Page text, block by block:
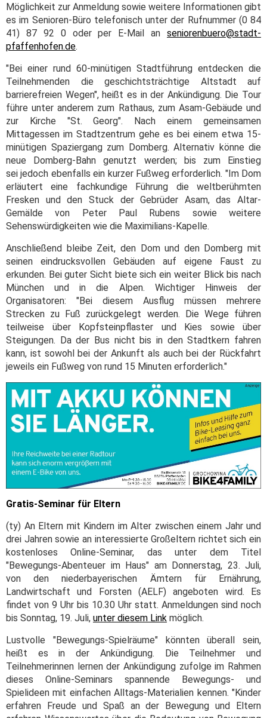
Möglichkeit zur Anmeldung sowie weitere Informationen gibt
es im Senioren-Büro telefonisch unter der Rufnummer (0 84
41) 87 92 0 oder per E-Mail an seniorenbuero@stadt-
pfaffenhofen.de.
"Bei einer rund 60-minütigen Stadtführung entdecken die
Teilnehmenden die geschichtsträchtige Altstadt auf
barrierefreien Wegen", heißt es in der Ankündigung. Die Tour
führe unter anderem zum Rathaus, zum Asam-Gebäude und
zur Kirche "St. Georg". Nach einem gemeinsamen
Mittagessen im Stadtzentrum gehe es bei einem etwa 15-
minütigen Spaziergang zum Domberg. Alternativ könne die
neue Domberg-Bahn genutzt werden; bis zum Einstieg
sei jedoch ebenfalls ein kurzer Fußweg erforderlich. "Im Dom
erläutert eine fachkundige Führung die weltberühmten
Fresken und den Stuck der Gebrüder Asam, das Altar-
Gemälde von Peter Paul Rubens sowie weitere
Sehenswürdigkeiten wie die Maximilians-Kapelle.
Anschließend bleibe Zeit, den Dom und den Domberg mit
seinen eindrucksvollen Gebäuden auf eigene Faust zu
erkunden. Bei guter Sicht biete sich ein weiter Blick bis nach
München und in die Alpen. Wichtiger Hinweis der
Organisatoren: "Bei diesem Ausflug müssen mehrere
Strecken zu Fuß zurückgelegt werden. Die Wege führen
teilweise über Kopfsteinpflaster und Kies sowie über
Steigungen. Da der Bus nicht bis in den Stadtkern fahren
kann, ist sowohl bei der Ankunft als auch bei der Rückfahrt
jeweils ein Fußweg von rund 15 Minuten erforderlich."
Gratis-Seminar für Eltern
(ty) An Eltern mit Kindern im Alter zwischen einem Jahr und
drei Jahren sowie an interessierte Großeltern richtet sich ein
kostenloses Online-Seminar, das unter dem Titel
"Bewegungs-Abenteuer im Haus" am Donnerstag, 23. Juli,
von den niederbayerischen Ämtern für Ernährung,
Landwirtschaft und Forsten (AELF) angeboten wird. Es
findet von 9 Uhr bis 10.30 Uhr statt. Anmeldungen sind noch
bis Sonntag, 19. Juli, unter diesem Link möglich.
Lustvolle "Bewegungs-Spielräume" könnten überall sein,
heißt es in der Ankündigung. Die Teilnehmer und
Teilnehmerinnen lernen der Ankündigung zufolge im Rahmen
dieses Online-Seminars spannende Bewegungs- und
Spielideen mit einfachen Alltags-Materialien kennen. "Kinder
erfahren Freude und Spaß an der Bewegung und Eltern